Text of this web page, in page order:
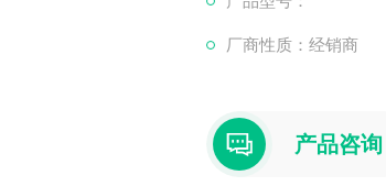
厂商性质：经销商
产品咨询